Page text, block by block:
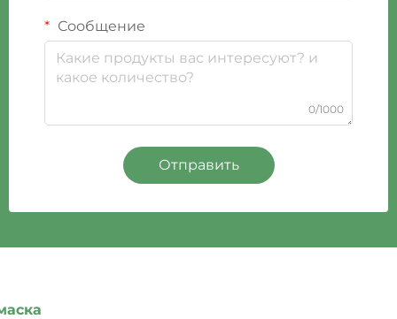
Сообщение
0/1000
Отправить